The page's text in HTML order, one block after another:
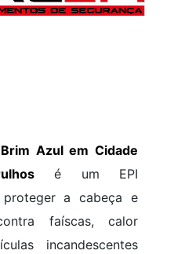
Azul em Cidade
é um EPI
proteger a cabeça e
faíscas, calor
incandescentes